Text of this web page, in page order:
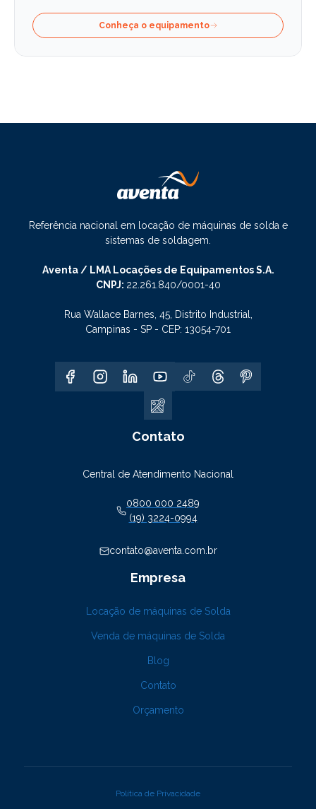
Conheça o equipamento
Referência nacional em locação de máquinas de solda e
sistemas de soldagem.
Aventa / LMA Locações de Equipamentos S.A.
CNPJ: 22.261.840/0001-40
Rua Wallace Barnes, 45, Distrito Industrial,
Campinas - SP - CEP: 13054-701
Contato
Central de Atendimento Nacional
0800 000 2489
(19) 3224-0994
contato@aventa.com.br
Empresa
Locação de máquinas de Solda
Venda de máquinas de Solda
Blog
Contato
Orçamento
Política de Privacidade